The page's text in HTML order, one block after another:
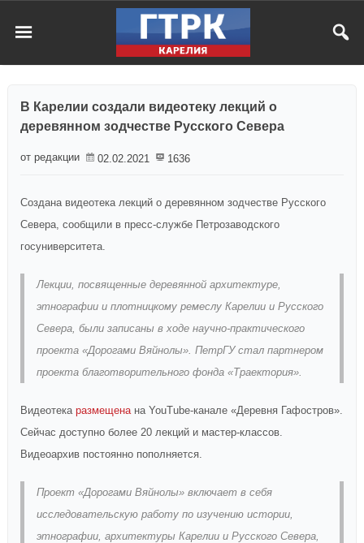
В Карелии создали видеотеку лекций о
деревянном зодчестве Русского Севера
от редакции 02.02.2021 1636
Создана видеотека лекций о деревянном зодчестве Русского
Севера, сообщили в пресс-службе Петрозаводского
госуниверситета.
Лекции, посвященные деревянной архитектуре,
этнографии и плотницкому ремеслу Карелии и Русского
Севера, были записаны в ходе научно-практического
проекта «Дорогами Вяйнолы». ПетрГУ стал партнером
проекта благотворительного фонда «Траектория».
Видеотека размещенана YouTube-канале «Деревня Гафостров».
Сейчас доступно более 20 лекций и мастер-классов.
Видеоархив постоянно пополняется.
Проект «Дорогами Вяйнолы» включает в себя
исследовательскую работу по изучению истории,
этнографии, архитектуры Карелии и Русского Севера,